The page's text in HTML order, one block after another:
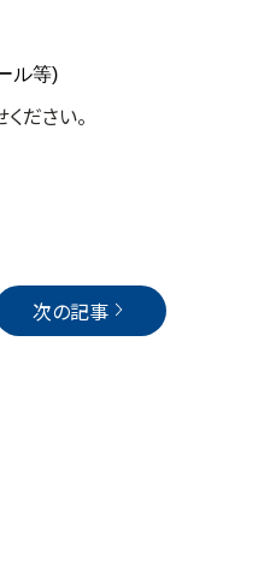
ル等)
ださい。
次の記事